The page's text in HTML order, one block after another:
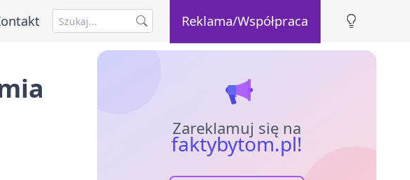
Reklama/Współpraca
Zareklamuj się na
faktybytom.pl!